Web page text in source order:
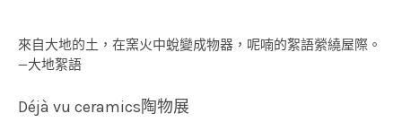
來自大地的土，在窯火中蛻變成物器，呢喃的絮語縈繞屋際。
—大地絮語
Déjà vu ceramics陶物展